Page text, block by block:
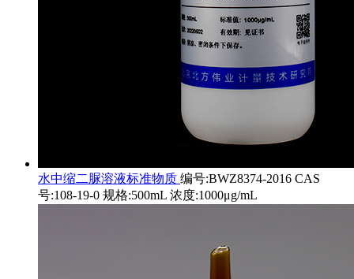
水中缩二脲溶液标准物质 编号:BWZ8374-2016 CAS
号:108-19-0 规格:500mL 浓度:1000μg/mL